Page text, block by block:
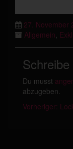
27. November
Allgemein
Du musst
abzugeben.
Vorheriger: